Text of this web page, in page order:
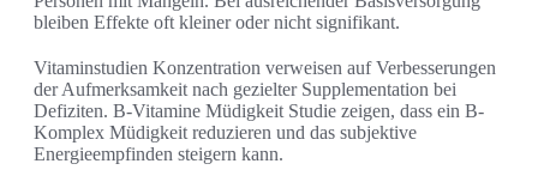
bleiben Effekte oft kleiner oder nicht signifikant.
Vitaminstudien Konzentration verweisen auf Verbesserungen
der Aufmerksamkeit nach gezielter Supplementation bei
Defiziten. B-Vitamine Müdigkeit Studie zeigen, dass ein B-
Komplex Müdigkeit reduzieren und das subjektive
Energieempfinden steigern kann.